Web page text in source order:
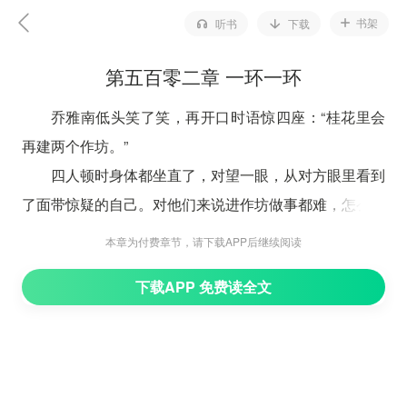
听书 下载 书架
第五百零二章 一环一环
乔雅南低头笑了笑，再开口时语惊四座：“桂花里会
再建两个作坊。”
四人顿时身体都坐直了，对望一眼，从对方眼里看到
了面带惊疑的自己。对他们来说进作坊做事都难，怎么到
乔雅南这里，建作坊都是这么轻易的事？
那现在把这个事说给他们听……
本章为付费章节，请下载APP后继续阅读
下载APP 免费读全文